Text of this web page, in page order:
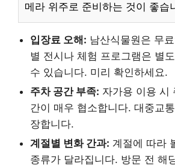
메라 위주로 준비하는 것이 좋습
입장료 오해: 남산식물원은 무
별 전시나 체험 프로그램은 별
수 있습니다. 미리 확인하세요.
주차 공간 부족: 자가용 이용 시
간이 매우 협소합니다. 대중교
장합니다.
계절별 변화 간과: 계절에 따라
종류가 달라집니다. 방문 전 해